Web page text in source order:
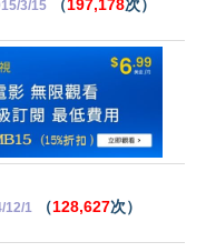
3/15 （197,178次）
12/1 （128,627次）